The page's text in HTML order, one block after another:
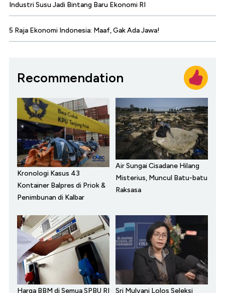
Industri Susu Jadi Bintang Baru Ekonomi RI
5 Raja Ekonomi Indonesia: Maaf, Gak Ada Jawa!
Recommendation
Kronologi Kasus 43
Kontainer Balpres di Priok &
Penimbunan di Kalbar
Air Sungai Cisadane Hilang
Misterius, Muncul Batu-batu
Raksasa
Harga BBM di Semua SPBU RI
Sri Mulyani Lolos Seleksi